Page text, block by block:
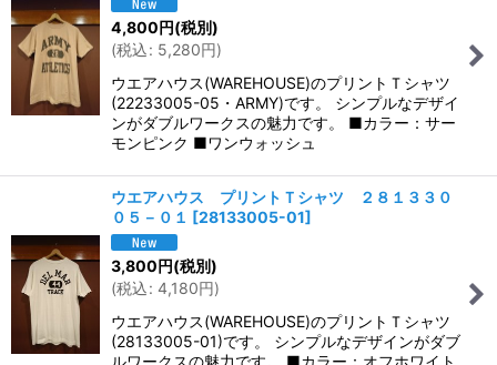
4,800円(税別)
(税込: 5,280円)
ウエアハウス(WAREHOUSE)のプリントＴシャツ
(22233005-05・ARMY)です。 シンプルなデザイ
ンがダブルワークスの魅力です。 ■カラー：サー
モンピンク ■ワンウォッシュ
ウエアハウス プリントＴシャツ ２８１３３０
０５－０１ [28133005-01]
3,800円(税別)
(税込: 4,180円)
ウエアハウス(WAREHOUSE)のプリントＴシャツ
(28133005-01)です。 シンプルなデザインがダブ
ルワークスの魅力です。 ■カラー：オフホワイト